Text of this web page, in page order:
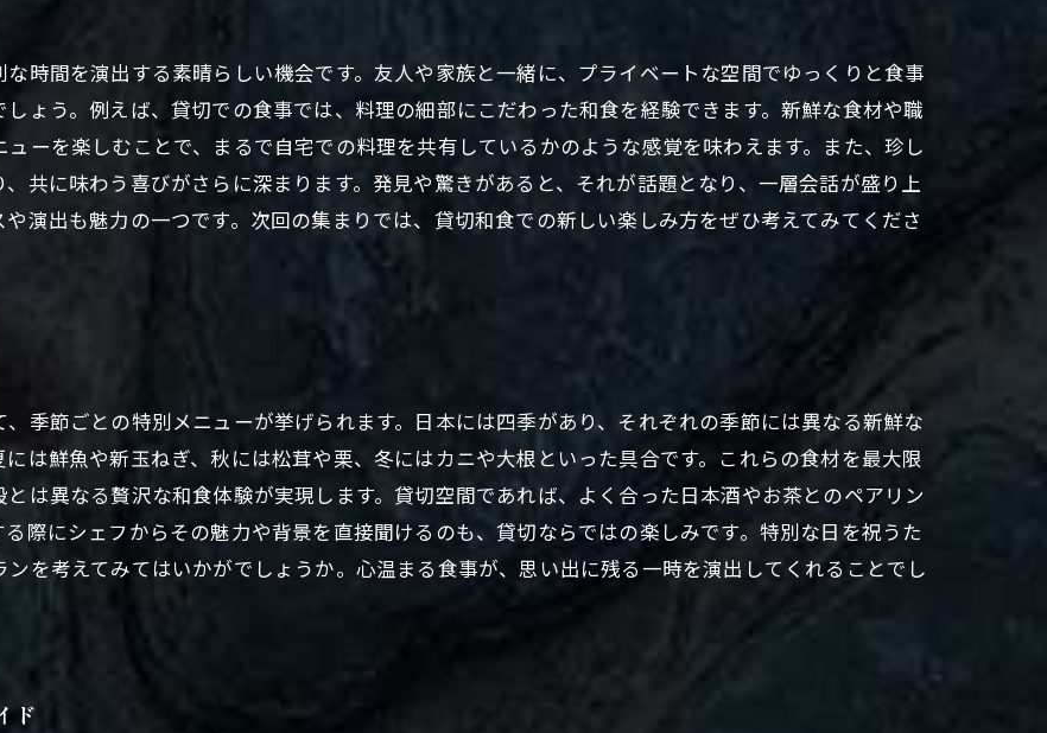
時間を演出する素晴らしい機会です。友人や家族と一緒に、プライベートな空間でゆっくりと食事
ょう。例えば、貸切での食事では、料理の細部にこだわった和食を経験できます。新鮮な食材や職
ーを楽しむことで、まるで自宅での料理を共有しているかのような感覚を味わえます。また、珍し
共に味わう喜びがさらに深まります。発見や驚きがあると、それが話題となり、一層会話が盛り上
演出も魅力の一つです。次回の集まりでは、貸切和食での新しい楽しみ方をぜひ考えてみてくださ
季節ごとの特別メニューが挙げられます。日本には四季があり、それぞれの季節には異なる新鮮な
は鮮魚や新玉ねぎ、秋には松茸や栗、冬にはカニや大根といった具合です。これらの食材を最大限
は異なる贅沢な和食体験が実現します。貸切空間であれば、よく合った日本酒やお茶とのペアリン
際にシェフからその魅力や背景を直接聞けるのも、貸切ならではの楽しみです。特別な日を祝うた
を考えてみてはいかがでしょうか。心温まる食事が、思い出に残る一時を演出してくれることでし
ド